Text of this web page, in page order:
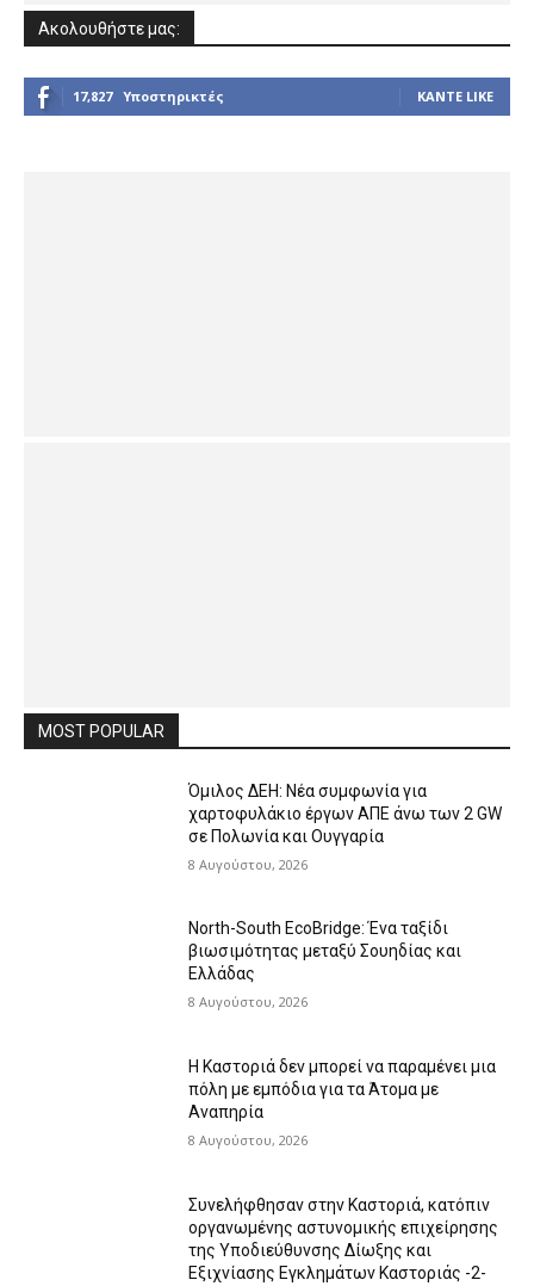
Ακολουθήστε μας:
17,827 Υποστηρικτές ΚΆΝΤΕ LIKE
MOST POPULAR
Όμιλος ΔΕΗ: Νέα συμφωνία για
χαρτοφυλάκιο έργων ΑΠΕ άνω των 2 GW
σε Πολωνία και Ουγγαρία
8 Αυγούστου, 2026
North-South EcoBridge: Ένα ταξίδι
βιωσιμότητας μεταξύ Σουηδίας και
Ελλάδας
8 Αυγούστου, 2026
Η Καστοριά δεν μπορεί να παραμένει μια
πόλη με εμπόδια για τα Άτομα με
Αναπηρία
8 Αυγούστου, 2026
Συνελήφθησαν στην Καστοριά, κατόπιν
οργανωμένης αστυνομικής επιχείρησης
της Υποδιεύθυνσης Δίωξης και
Εξιχνίασης Εγκλημάτων Καστοριάς -2-